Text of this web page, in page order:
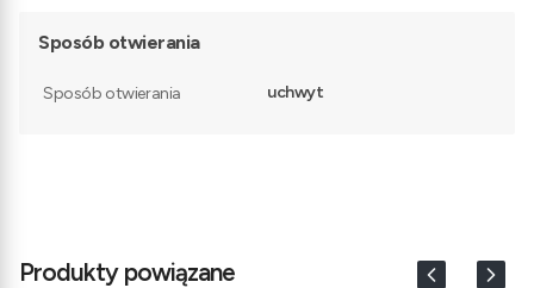
Sposób otwierania
Sposób otwierania uchwyt
Produkty powiązane